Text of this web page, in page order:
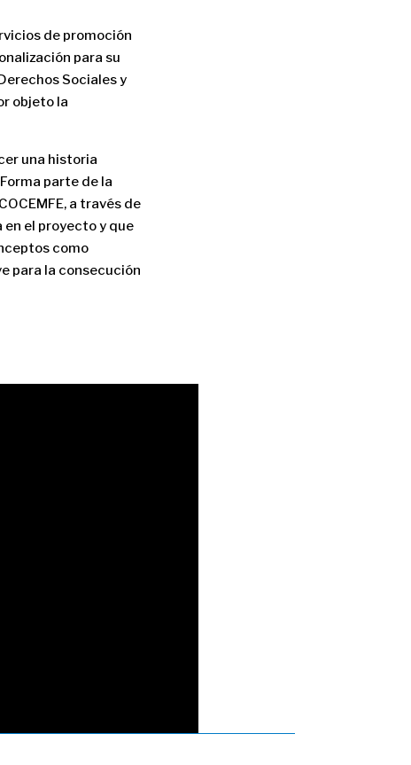
de promoción
para su
Sociales y
objeto la
una historia
parte de la
a través de
el proyecto y que
como
para la consecución